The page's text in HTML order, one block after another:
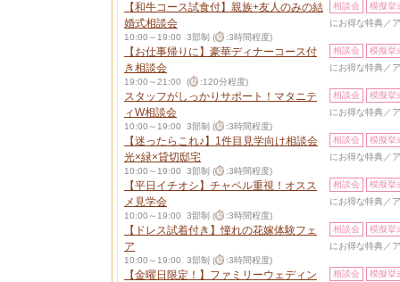
【和牛コース試食付】親族+友人のみの結
婚式相談会
10:00～19:00 3部制 ( :3時間程度)
相談会
模擬挙
にお得な特典／
【お仕事帰りに】豪華ディナーコース付
き相談会
19:00～21:00 ( :120分程度)
相談会
模擬挙
にお得な特典／
スタッフがしっかりサポート！マタニテ
ィW相談会
10:00～19:00 3部制 ( :3時間程度)
相談会
模擬挙
にお得な特典／
【迷ったらこれ♪】1件目見学向け相談会
光×緑×貸切邸宅
10:00～19:00 3部制 ( :3時間程度)
相談会
模擬挙
にお得な特典／
【平日イチオシ】チャペル重視！オスス
メ見学会
10:00～19:00 3部制 ( :3時間程度)
相談会
模擬挙
にお得な特典／
【ドレス試着付き】憧れの花嫁体験フェ
ア
10:00～19:00 3部制 ( :3時間程度)
相談会
模擬挙
にお得な特典／
【金曜日限定！】ファミリーウェディン
相談会
模擬挙